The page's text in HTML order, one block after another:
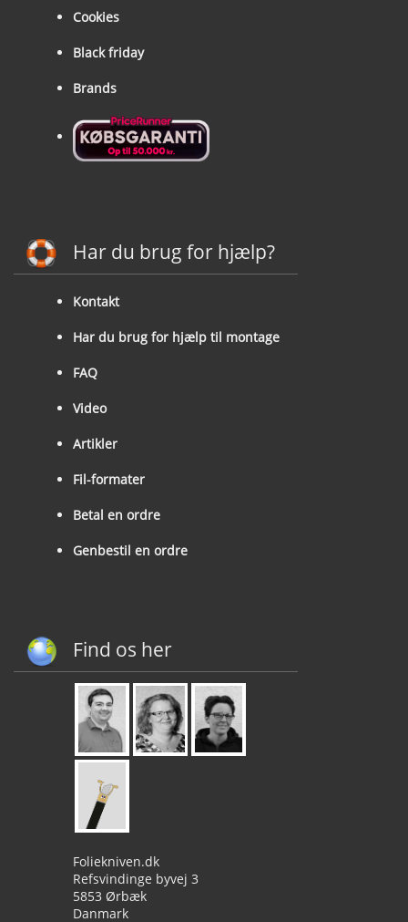
Cookies
Black friday
Brands
Har du brug for hjælp?
Kontakt
Har du brug for hjælp til montage
FAQ
Video
Artikler
Fil-formater
Betal en ordre
Genbestil en ordre
Find os her
Foliekniven.dk
Refsvindinge byvej 3
5853 Ørbæk
Danmark